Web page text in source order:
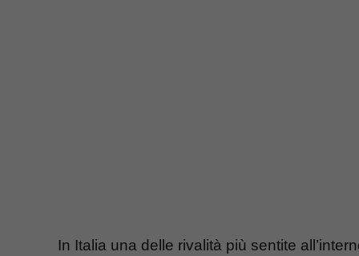
In Italia una delle rivalità più sentite